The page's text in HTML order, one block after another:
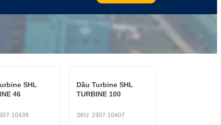
SHL
46
10439
Dầu Turbine SHL
TURBINE 100
SKU: 2307-10407